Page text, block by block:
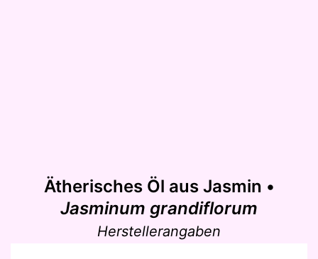
Ätherisches Öl aus Jasmin •
Jasminum grandiflorum
Herstellerangaben